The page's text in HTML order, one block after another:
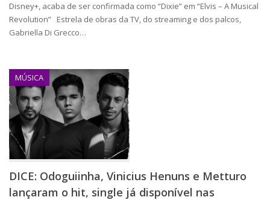
Disney+, acaba de ser confirmada como “Dixie” em “Elvis – A Musical
Revolution” Estrela de obras da TV, do streaming e dos palcos,
Gabriella Di Grecco…
MÚSICA
DICE: Odoguiinha, Vinicius Henuns e Metturo
lançaram o hit, single já disponível nas